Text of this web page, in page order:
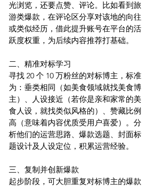
光浏览，还要点赞、评论。比如看到旅
游类爆款，在评论区分享对该地的向往
或类似经历，借此提升账号在平台的活
跃度权重，为后续内容推荐打基础。
二、精准对标学习​
寻找 20 个 10 万粉丝的对标博主，标准
为：垂类相同（如美食领域就找美食博
主）、人设接近（若你是亲和家常的美
食人设，就找类似风格的）、赞藏比例
高（意味着内容优质受用户喜爱）。分
析他们的运营思路、爆款选题、封面标
题设计及人设定位，积累运营经验。​
三、复制并创新爆款​
起步阶段，可大胆重复对标博主的爆款